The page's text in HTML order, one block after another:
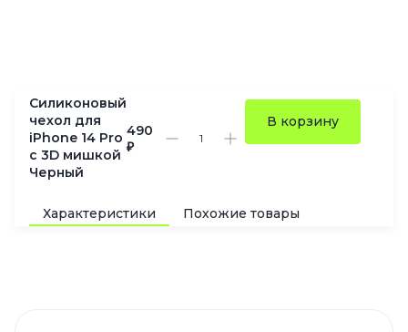
Силиконовый
чехол для
iPhone 14 Pro
с 3D мишкой
Черный
490
₽
В корзину
Характеристики Похожие товары